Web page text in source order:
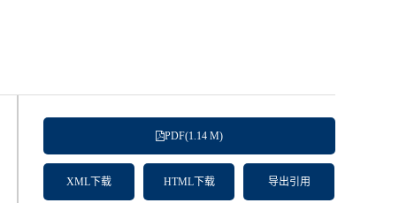
PDF(1.14 M)
XML下载 HTML下载 导出引用